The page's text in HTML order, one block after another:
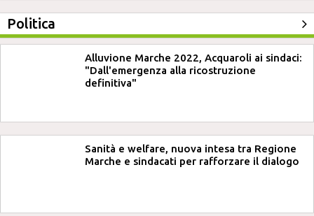
Politica
Alluvione Marche 2022, Acquaroli ai sindaci:
"Dall'emergenza alla ricostruzione
definitiva"
Sanità e welfare, nuova intesa tra Regione
Marche e sindacati per rafforzare il dialogo